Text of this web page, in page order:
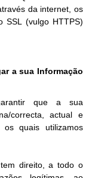
da internet, os
SSL (vulgo HTTPS)
a sua Informação
que a sua
correcta, actual e
os quais utilizamos
direito, a todo o